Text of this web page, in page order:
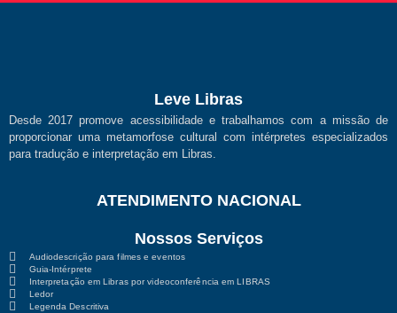
Leve Libras
Desde 2017 promove acessibilidade e trabalhamos com a missão de
proporcionar uma metamorfose cultural com intérpretes especializados
para tradução e interpretação em Libras.
ATENDIMENTO NACIONAL
Nossos Serviços
Audiodescrição para filmes e eventos
Guia-Intérprete
Interpretação em Libras por videoconferência em LIBRAS
Ledor
Legenda Descritiva